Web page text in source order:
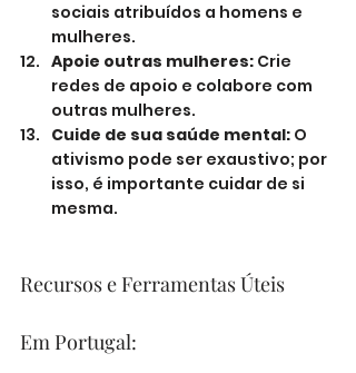
sociais atribuídos a homens e
mulheres.
Apoie outras mulheres: Crie
redes de apoio e colabore com
outras mulheres.
Cuide de sua saúde mental: O
ativismo pode ser exaustivo; por
isso, é importante cuidar de si
mesma.
Recursos e Ferramentas Úteis
Em Portugal: